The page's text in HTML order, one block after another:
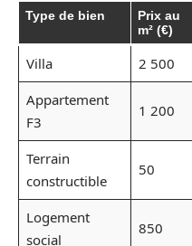
Type de bien
Prix au
m² (€)
Villa 2 500
Appartement
F3
1 200
Terrain
constructible
50
Logement
social
850